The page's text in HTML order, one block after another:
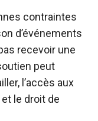
contraintes
d’événements
recevoir une
peut
l’accès aux
le droit de